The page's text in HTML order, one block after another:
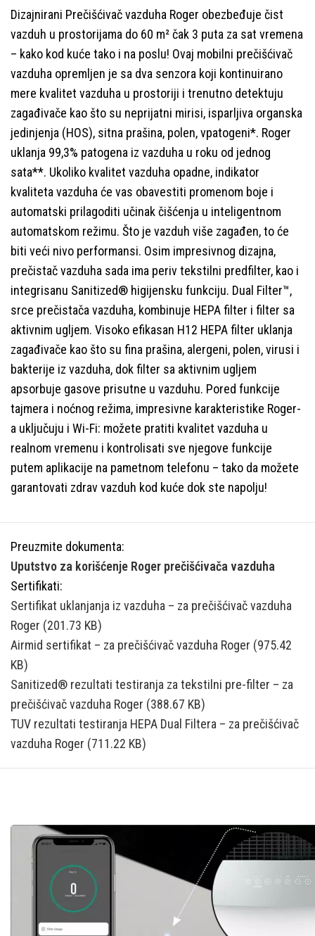
Dizajnirani Prečišćivač vazduha Roger obezbeđuje čist
vazduh u prostorijama do 60 m² čak 3 puta za sat vremena
– kako kod kuće tako i na poslu! Ovaj mobilni prečišćivač
vazduha opremljen je sa dva senzora koji kontinuirano
mere kvalitet vazduha u prostoriji i trenutno detektuju
zagađivače kao što su neprijatni mirisi, isparljiva organska
jedinjenja (HOS), sitna prašina, polen, vpatogeni*. Roger
uklanja 99,3% patogena iz vazduha u roku od jednog
sata**. Ukoliko kvalitet vazduha opadne, indikator
kvaliteta vazduha će vas obavestiti promenom boje i
automatski prilagoditi učinak čišćenja u inteligentnom
automatskom režimu. Što je vazduh više zagađen, to će
biti veći nivo performansi. Osim impresivnog dizajna,
prečistač vazduha sada ima periv tekstilni predfilter, kao i
integrisanu Sanitized® higijensku funkciju. Dual Filter™,
srce prečistača vazduha, kombinuje HEPA filter i filter sa
aktivnim ugljem. Visoko efikasan H12 HEPA filter uklanja
zagađivače kao što su fina prašina, alergeni, polen, virusi i
bakterije iz vazduha, dok filter sa aktivnim ugljem
apsorbuje gasove prisutne u vazduhu. Pored funkcije
tajmera i noćnog režima, impresivne karakteristike Roger-
a uključuju i Wi-Fi: možete pratiti kvalitet vazduha u
realnom vremenu i kontrolisati sve njegove funkcije
putem aplikacije na pametnom telefonu – tako da možete
garantovati zdrav vazduh kod kuće dok ste napolju!
Preuzmite dokumenta:
Uputstvo za korišćenje Roger prečišćivača vazduha
Sertifikati:
Sertifikat uklanjanja iz vazduha – za prečišćivač vazduha
Roger (201.73 KB)
Airmid sertifikat – za prečišćivač vazduha Roger (975.42
KB)
Sanitized® rezultati testiranja za tekstilni pre-filter – za
prečišćivač vazduha Roger (388.67 KB)
TUV rezultati testiranja HEPA Dual Filtera – za prečišćivač
vazduha Roger (711.22 KB)